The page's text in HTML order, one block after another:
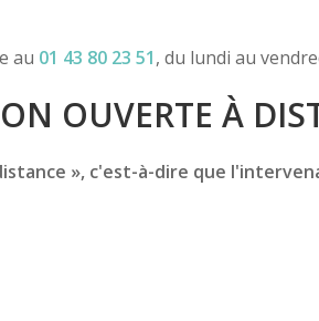
au 01 43 80 23 51, du lundi au
OUVERTE À
», c'est-à-dire que